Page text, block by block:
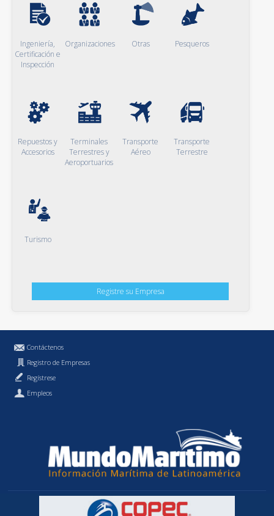
Ingeniería,
Certificación e
Inspección
Organizaciones Otras Pesqueros
Repuestos y
Accesorios
Terminales
Terrestres y
Aeroportuarios
Transporte
Aéreo
Transporte
Terrestre
Turismo
Registre su Empresa
Contáctenos
Registro de Empresas
Regístrese
Empleos
Política de Privacidad